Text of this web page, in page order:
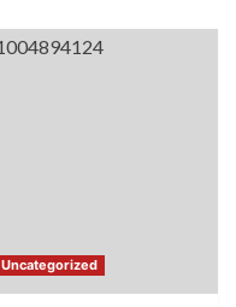
Uncategorized